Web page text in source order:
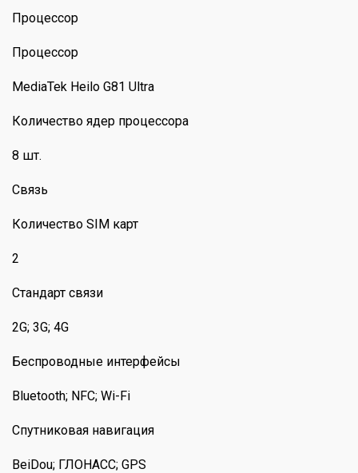
Процессор
Процессор
MediaTek Heilo G81 Ultra
Количество ядер процессора
8 шт.
Связь
Количество SIM карт
2
Стандарт связи
2G; 3G; 4G
Беспроводные интерфейсы
Bluetooth; NFC; Wi-Fi
Спутниковая навигация
BeiDou; ГЛОНАСС; GPS